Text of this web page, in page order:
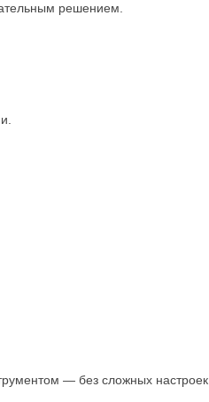
решением.
— без сложных настроек.